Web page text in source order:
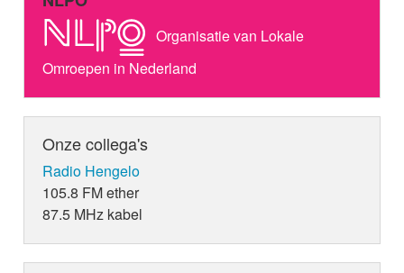
Organisatie van Lokale
Omroepen in Nederland
Onze collega's
Radio Hengelo
105.8 FM ether
87.5 MHz kabel